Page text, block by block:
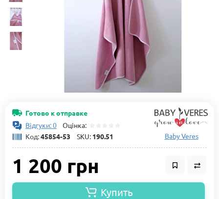
Готово к отправке
Відгуки: 0 Оцінка:
Код:45854-53 SKU: 190.51 Baby Veres
1 200 грн
Купить